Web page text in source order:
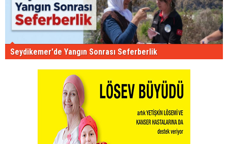
Seydikemer'de Yangın Sonrası Seferberlik